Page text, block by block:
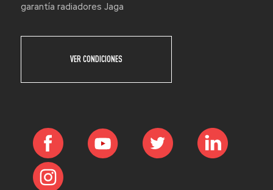
garantía radiadores Jaga
VER CONDICIONES